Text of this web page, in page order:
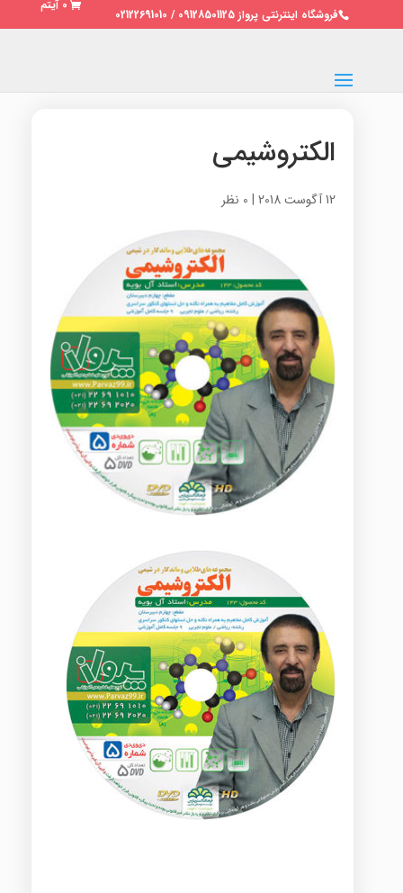
فروشگاه اینترنتی پرواز 09128501125 / 02122691010
0 آیتم
الکتروشیمی
12 آگوست 2018 | 0 نظر